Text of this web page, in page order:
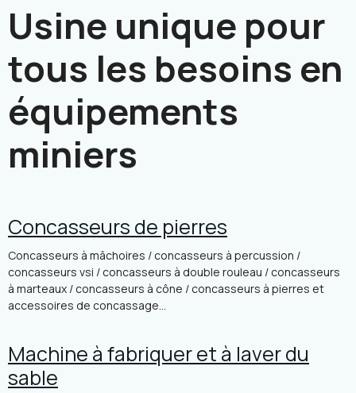
Usine unique pour
tous les besoins en
équipements
miniers
Concasseurs de pierres
Concasseurs à mâchoires / concasseurs à percussion /
concasseurs vsi / concasseurs à double rouleau / concasseurs
à marteaux / concasseurs à cône / concasseurs à pierres et
accessoires de concassage...
Machine à fabriquer et à laver du
sable